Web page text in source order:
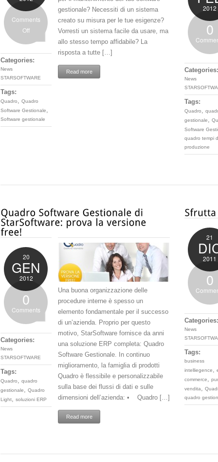
Comments
Off
Categories:
News
STARSOFTWARE
Tags:
Quadro, Quadro
Software Gestionale,
Software gestionale
gestionale? Necessiti di un sistema
creato su misura per le tue esigenze?
Vorresti un sistema facile da usare, ma
allo stesso tempo affidabile? La
risposta a tutte […]
Read more
2012
0
Categories:
News
Tags:
Quadro,
gestionale,
Software
quadro tempi
produzione
20
GEN
2012
0
Comments
Categories:
News
STARSOFTWARE
Tags:
Quadro, quadro
gestionale, Quadro
Light, soluzioni ERP
Una buona organizzazione delle
procedure interne è spesso un
elemento fondamentale per il successo
di un’azienda. Proprio per questo
motivo, StarSoftware fornisce da anni
una soluzione ERP completa: Quadro
Software Gestionale. In continuo
miglioramento, la famiglia di prodotti
Quadro è flessibile e personalizzabile
sulla base dei flussi di dati e sulle
dimensioni dell’azienda: • Quadro […]
Read more
21
2011
0
Categories:
News
Tags:
business
intelliegence,
commerce,
vendita,
quadro